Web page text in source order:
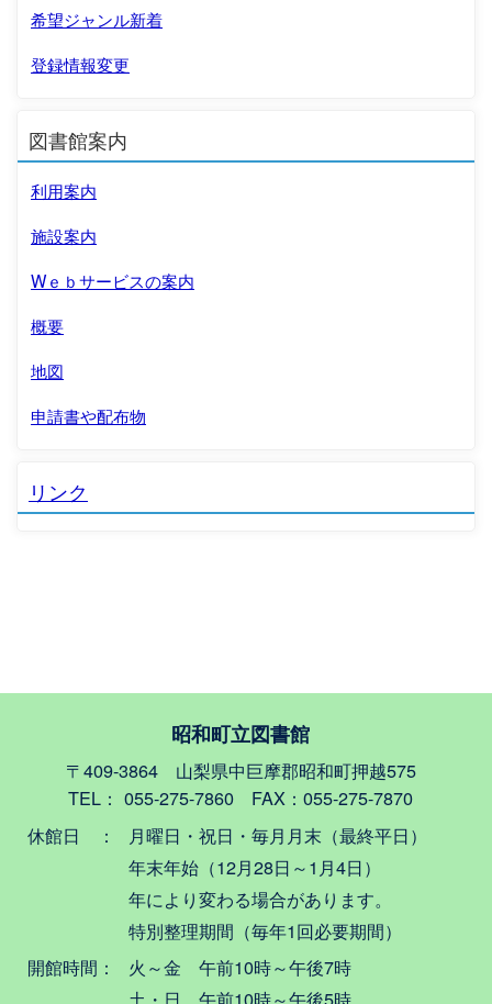
希望ジャンル新着
登録情報変更
図書館案内
利用案内
施設案内
Wｅｂサービスの案内
概要
地図
申請書や配布物
リンク
昭和町立図書館
〒409-3864 山梨県中巨摩郡昭和町押越575
TEL： 055-275-7860 FAX：055-275-7870
休館日 ：
月曜日・祝日・毎月月末（最終平日）
年末年始（12月28日～1月4日）
年により変わる場合があります。
特別整理期間（毎年1回必要期間）
開館時間：
火～金 午前10時～午後7時
土・日 午前10時～午後5時